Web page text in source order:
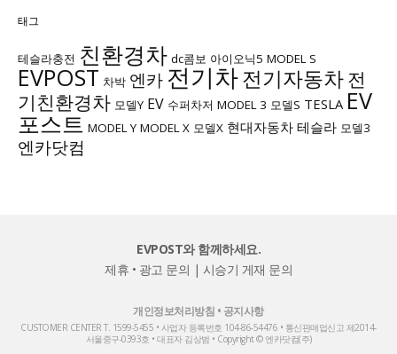
태그
테슬라충전 친환경차 dc콤보 아이오닉5 MODEL S
EVPOST 차박 엔카 전기차전기자동차전
기친환경차 모델Y EV 수퍼차저 MODEL 3 모델S TESLA EV
포스트 MODEL Y MODEL X 모델X 현대자동차 테슬라 모델3
엔카닷컴
EVPOST와 함께하세요.
제휴 • 광고 문의 | 시승기 게재 문의
개인정보처리방침 • 공지사항
CUSTOMER CENTER T. 1599-5455 • 사업자 등록번호 104-86-54476 • 통신판매업신고 제2014-
서울중구-0393호 • 대표자 김상범 • Copyright © 엔카닷컴(주)